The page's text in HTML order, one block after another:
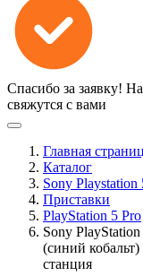
Спасибо за заявку!
свяжутся с вами
Главная
Каталог
Sony Playstation
Приставки
PlayStation 5 Pro
Sony
(синий
станция